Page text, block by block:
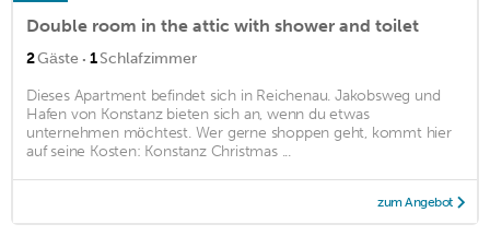
Double room in the attic with shower and toilet
2Gäste · 1Schlafzimmer
Dieses Apartment befindet sich in Reichenau. Jakobsweg und
Hafen von Konstanz bieten sich an, wenn du etwas
unternehmen möchtest. Wer gerne shoppen geht, kommt hier
auf seine Kosten: Konstanz Christmas ...
zum Angebot